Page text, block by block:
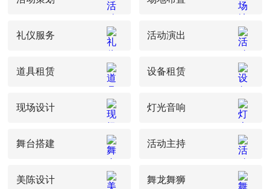
礼仪服务 活动演出
道具租赁 设备租赁
现场设计 灯光音响
舞台搭建 活动主持
美陈设计 舞龙舞狮